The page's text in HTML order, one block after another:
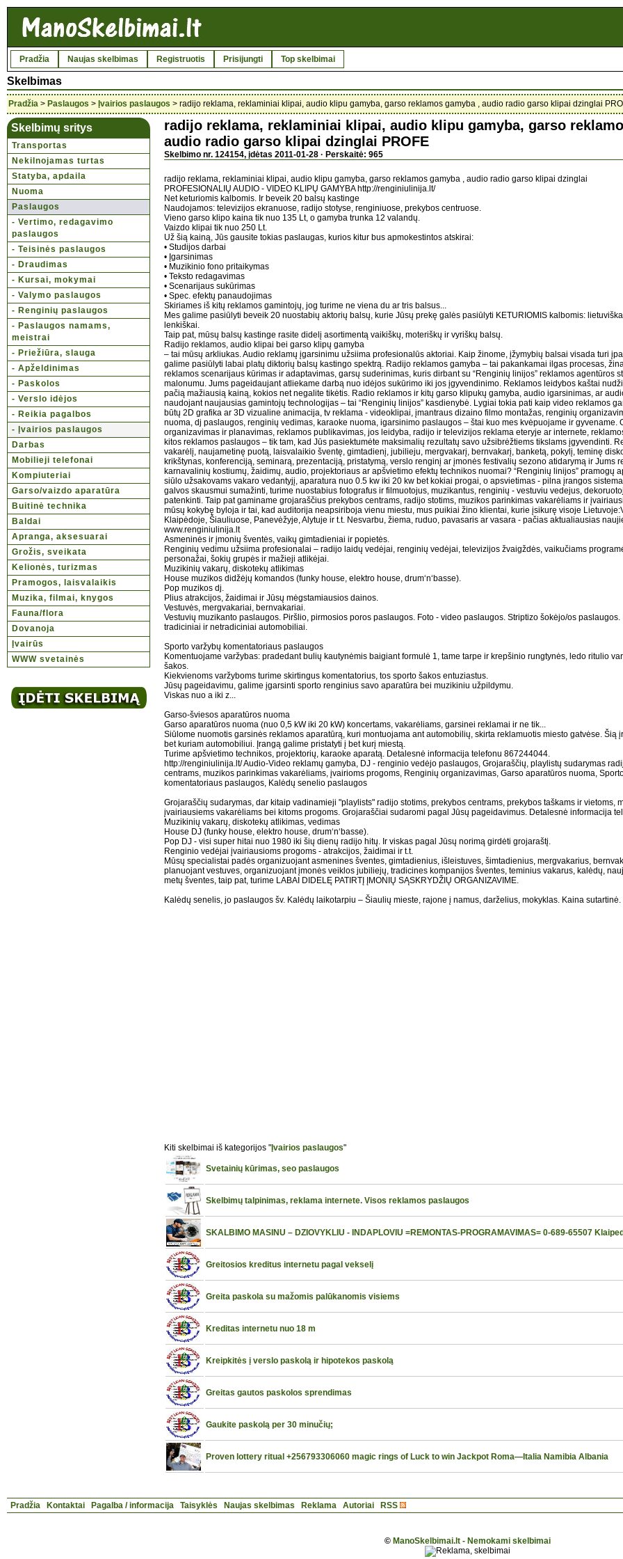
Pradžia Naujas skelbimas Registruotis Prisijungti Top skelbimai
Skelbimas
Pradžia > Paslaugos > Įvairios paslaugos > radijo reklama, reklaminiai klipai, audio klipu gamyba, garso reklamos gamyba , audio radio garso klipai dzinglai
Skelbimų sritys
Transportas
Nekilnojamas turtas
Statyba, apdaila
Nuoma
Paslaugos
- Vertimo, redagavimo
paslaugos
- Teisinės paslaugos
- Draudimas
- Kursai, mokymai
- Valymo paslaugos
- Renginių paslaugos
- Paslaugos namams,
meistrai
- Priežiūra, slauga
- Apželdinimas
- Paskolos
- Verslo idėjos
- Reikia pagalbos
- Įvairios paslaugos
Darbas
Mobilieji telefonai
Kompiuteriai
Garso/vaizdo aparatūra
Buitinė technika
Baldai
Apranga, aksesuarai
Grožis, sveikata
Kelionės, turizmas
Pramogos, laisvalaikis
Muzika, filmai, knygos
Fauna/flora
Dovanoja
Įvairūs
WWW svetainės
radijo reklama, reklaminiai klipai, audio klipu gamyba, garso
audio radio garso klipai dzinglai PROFE
Skelbimo nr. 124154, įdėtas 2011-01-28 · Perskaitė: 965
radijo reklama, reklaminiai klipai, audio klipu gamyba, garso reklamos gamyba , audio radio garso klipai dzinglai
PROFESIONALIŲ AUDIO - VIDEO KLIPŲ GAMYBA http://renginiulinija.lt/
Net keturiomis kalbomis. Ir beveik 20 balsų kastinge
Naudojamos: televizijos ekranuose, radijo stotyse, renginiuose, prekybos centruose.
Vieno garso klipo kaina tik nuo 135 Lt, o gamyba trunka 12 valandų.
Vaizdo klipai tik nuo 250 Lt.
Už šią kainą, Jūs gausite tokias paslaugas, kurios kitur bus apmokestintos atskirai:
• Studijos darbai
• Įgarsinimas
• Muzikinio fono pritaikymas
• Teksto redagavimas
• Scenarijaus sukūrimas
• Spec. efektų panaudojimas
Skiriames iš kitų reklamos gamintojų, jog turime ne viena du ar tris balsus...
Mes galime pasiūlyti beveik 20 nuostabių aktorių balsų, kurie Jūsų prekę galės pasiūlyti KETURIOMIS kalbomis:
lenkiškai.
Taip pat, mūsų balsų kastinge rasite didelį asortimentą vaikiškų, moteriškų ir vyriškų balsų.
Radijo reklamos, audio klipai bei garso klipų gamyba
– tai mūsų arkliukas. Audio reklamų įgarsinimu užsiima profesionalūs aktoriai. Kaip žinome, įžymybių balsai visada turi
galime pasiūlyti labai platų diktorių balsų kastingo spektrą. Radijo reklamos gamyba – tai pakankamai ilgas procesas,
reklamos scenarijaus kūrimas ir adaptavimas, garsų suderinimas, kuris dirbant su “Renginių linijos” reklamos agentūros
malonumu. Jums pageidaujant atliekame darbą nuo idėjos sukūrimo iki jos įgyvendinimo. Reklamos leidybos kaštai
pačią mažiausią kainą, kokios net negalite tikėtis. Radio reklamos ir kitų garso klipukų gamyba, audio igarsinimas, ar
naudojant naujausias gamintojų technologijas – tai “Renginių linijos” kasdienybė. Lygiai tokia pati kaip video reklamos
būtų 2D grafika ar 3D vizualine animacija, tv reklama - videoklipai, įmantraus dizaino filmo montažas, renginių
nuoma, dj paslaugos, renginių vedimas, karaoke nuoma, igarsinimo paslaugos – štai kuo mes kvėpuojame ir gyvename.
organizavimas ir planavimas, reklamos publikavimas, jos leidyba, radijo ir televizijos reklama eteryje ar internete,
kitos reklamos paslaugos – tik tam, kad Jūs pasiektumėte maksimalių rezultatų savo užsibrėžtiems tikslams įgyvendinti.
vakarėlį, naujametinę puotą, laisvalaikio šventę, gimtadienį, jubilieju, mergvakarį, bernvakarį, banketą, pokylį, teminę
krikštynas, konferenciją, seminarą, prezentaciją, pristatymą, verslo renginį ar įmonės festivalių sezono atidarymą ir Jums
karnavalinių kostiumų, žaidimų, audio, projektoriaus ar apšvietimo efektų technikos nuomai? “Renginių linijos” pramogų
siūlo užsakovams vakaro vedantyjį, aparatura nuo 0.5 kw iki 20 kw bet kokiai progai, o apsvietimas - pilna įrangos
galvos skausmui sumažinti, turime nuostabius fotografus ir filmuotojus, muzikantus, renginių - vestuviu vedejus,
patenkinti. Taip pat gaminame grojaraščius prekybos centrams, radijo stotims, muzikos parinkimas vakarėliams ir
mūsų kokybę byloja ir tai, kad auditorija neapsiriboja vienu miestu, mus puikiai žino klientai, kurie įsikurę visoje
Klaipėdoje, Šiauliuose, Panevėžyje, Alytuje ir t.t. Nesvarbu, žiema, ruduo, pavasaris ar vasara - pačias aktualiausias
www.renginiulinija.lt
Asmeninės ir įmonių šventės, vaikų gimtadieniai ir popietės.
Renginių vedimu užsiima profesionalai – radijo laidų vedėjai, renginių vedėjai, televizijos žvaigždės, vaikučiams
personažai, šokių grupės ir mažieji atlikėjai.
Muzikinių vakarų, diskotekų atlikimas
House muzikos didžėjų komandos (funky house, elektro house, drum‘n‘basse).
Pop muzikos dj.
Plius atrakcijos, žaidimai ir Jūsų mėgstamiausios dainos.
Vestuvės, mergvakariai, bernvakariai.
Vestuvių muzikanto paslaugos. Piršlio, pirmosios poros paslaugos. Foto - video paslaugos. Striptizo šokėjo/os
tradiciniai ir netradiciniai automobiliai.
Sporto varžybų komentatoriaus paslaugos
Komentuojame varžybas: pradedant bulių kautynėmis baigiant formulė 1, tame tarpe ir krepšinio rungtynės, ledo ritulio
šakos.
Kiekvienoms varžyboms turime skirtingus komentatorius, tos sporto šakos entuziastus.
Jūsų pageidavimu, galime įgarsinti sporto renginius savo aparatūra bei muzikiniu užpildymu.
Viskas nuo a iki z...
Garso-šviesos aparatūros nuoma
Garso aparatūros nuoma (nuo 0,5 kW iki 20 kW) koncertams, vakarėliams, garsinei reklamai ir ne tik...
Siūlome nuomotis garsinės reklamos aparatūrą, kuri montuojama ant automobilių, skirta reklamuotis miesto gatvėse. Šią
bet kuriam automobiliui. Įrangą galime pristatyti į bet kurį miestą.
Turime apšvietimo technikos, projektorių, karaoke aparatą. Detalesnė informacija telefonu 867244044.
http://renginiulinija.lt/ Audio-Video reklamų gamyba, DJ - renginio vedėjo paslaugos, Grojaraščių, playlistų sudarymas
centrams, muzikos parinkimas vakarėliams, įvairioms progoms, Renginių organizavimas, Garso aparatūros nuoma,
komentatoriaus paslaugos, Kalėdų senelio paslaugos
Grojaraščių sudarymas, dar kitaip vadinamieji "playlists" radijo stotims, prekybos centrams, prekybos taškams ir vietoms,
įvairiausiems vakarėliams bei kitoms progoms. Grojaraščiai sudaromi pagal Jūsų pageidavimus. Detalesnė informacija
Muzikinių vakarų, diskotekų atlikimas, vedimas
House DJ (funky house, elektro house, drum‘n‘basse).
Pop DJ - visi super hitai nuo 1980 iki šių dienų radijo hitų. Ir viskas pagal Jūsų norimą girdėti grojaraštį.
Renginio vedėjai įvairiausioms progoms - atrakcijos, žaidimai ir t.t.
Mūsų specialistai padės organizuojant asmenines šventes, gimtadienius, išleistuves, šimtadienius, mergvakarius,
planuojant vestuves, organizuojant įmonės veiklos jubiliejų, tradicines kompanijos šventes, teminius vakarus, kalėdų,
metų šventes, taip pat, turime LABAI DIDELĘ PATIRTĮ ĮMONIŲ SĄSKRYDŽIŲ ORGANIZAVIME.
Kalėdų senelis, jo paslaugos šv. Kalėdų laikotarpiu – Šiaulių mieste, rajone į namus, darželius, mokyklas. Kaina sutartinė.
Kiti skelbimai iš kategorijos " Įvairios paslaugos"
Svetainių kūrimas, seo paslaugos
Skelbimų talpinimas, reklama internete. Visos reklamos paslaugos
SKALBIMO MASINU – DZIOVYKLIU - INDAPLOVIU =REMONTAS-PROGRAMAVIMAS= 0-689-65507
Greitosios kreditus internetu pagal vekselį
Greita paskola su mažomis palūkanomis visiems
Kreditas internetu nuo 18 m
Kreipkitės į verslo paskolą ir hipotekos paskolą
Greitas gautos paskolos sprendimas
Gaukite paskolą per 30 minučių;
Proven lottery ritual +256793306060 magic rings of Luck to win Jackpot Roma—Italia Namibia Albania
Pradžia Kontaktai Pagalba / informacija Taisyklės Naujas skelbimas Reklama Autoriai RSS
© ManoSkelbimai.lt - Nemokami skelbimai